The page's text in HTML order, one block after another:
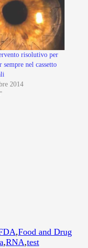
risolutivo per
sempre nel cassetto
2014
,Food and Drug
,RNA,test